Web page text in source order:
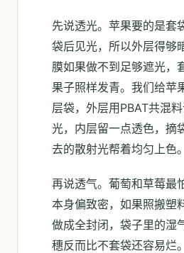
先说透光。苹果要的是套
袋后见光，所以外层得够
膜如果做不到足够遮光，
果子照样发青。我们给苹
层袋，外层用PBAT共混
光，内层留一点透色，摘
去的散射光帮着均匀上色。
再说透气。葡萄和草莓最
本身偏致密，如果照搬塑
做成全封闭，袋子里的湿
穗反而比不套袋还容易烂